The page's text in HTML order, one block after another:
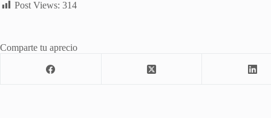
Post Views: 314
Comparte tu aprecio